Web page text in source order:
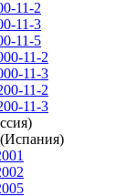
11-2
11-3
11-5
11-2
11-3
11-2
11-3
(Испания)